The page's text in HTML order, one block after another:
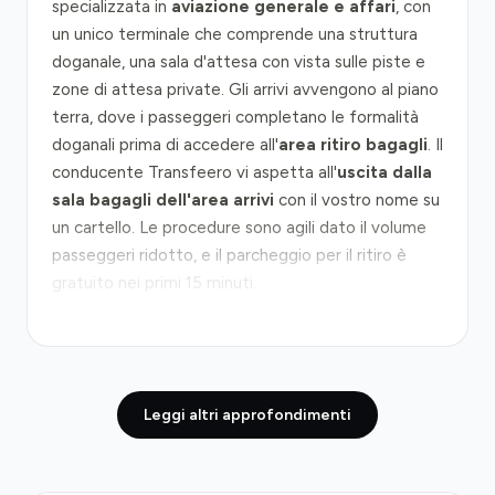
specializzata in aviazione generale e affari, con
un unico terminale che comprende una struttura
doganale, una sala d'attesa con vista sulle piste e
zone di attesa private. Gli arrivi avvengono al piano
terra, dove i passeggeri completano le formalità
doganali prima di accedere all'area ritiro bagagli. Il
conducente Transfeero vi aspetta all'uscita dalla
sala bagagli dell'area arrivi con il vostro nome su
un cartello. Le procedure sono agili dato il volume
passeggeri ridotto, e il parcheggio per il ritiro è
gratuito nei primi 15 minuti.
strade locali verso il centro storico. In condizioni di
traffico normale, il viaggio dura 20-30 minuti;
Leggi altri approfondimenti